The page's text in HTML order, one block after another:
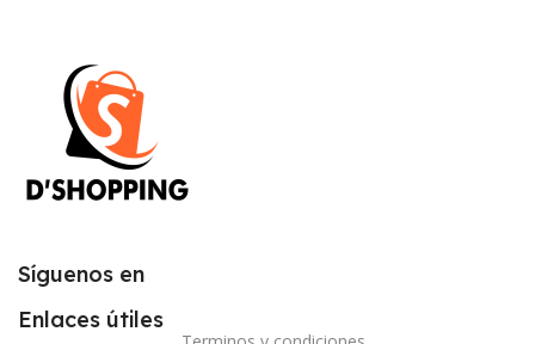
Síguenos en
Enlaces útiles